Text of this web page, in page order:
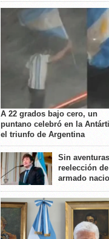
A 22 grados bajo cero, un
puntano celebró en la
el triunfo de Argentina
Sin
reelección
armado